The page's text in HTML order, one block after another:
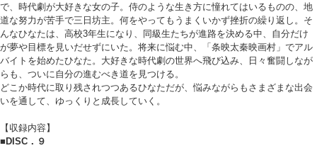
で、時代劇が大好きな女の子。侍のような生き方に憧れてはいるものの、地
道な努力が苦手で三日坊主。何をやってもうまくいかず挫折の繰り返し。そ
んなひなたは、高校3年生になり、同級生たちが進路を決める中、自分だけ
が夢や目標を見いだせずにいた。将来に悩む中、「条映太秦映画村」でアル
バイトを始めたひなた。大好きな時代劇の世界へ飛び込み、日々奮闘しなが
らも、ついに自分の進むべき道を見つける。
どこか時代に取り残されつつあるひなただが、悩みながらもさまざまな出会
いを通して、ゆっくりと成長していく。
【収録内容】
■DISC．９